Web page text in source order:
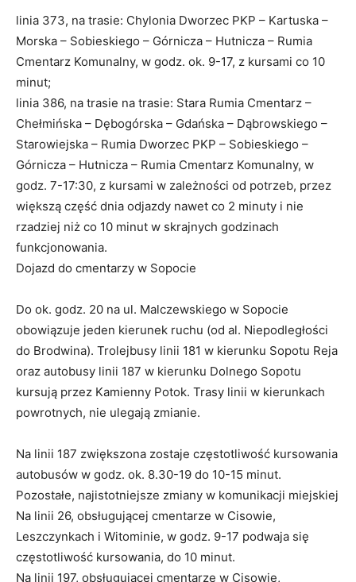
linia 373, na trasie: Chylonia Dworzec PKP – Kartuska –
Morska – Sobieskiego – Górnicza – Hutnicza – Rumia
Cmentarz Komunalny, w godz. ok. 9-17, z kursami co 10
minut;
linia 386, na trasie na trasie: Stara Rumia Cmentarz –
Chełmińska – Dębogórska – Gdańska – Dąbrowskiego –
Starowiejska – Rumia Dworzec PKP – Sobieskiego –
Górnicza – Hutnicza – Rumia Cmentarz Komunalny, w
godz. 7-17:30, z kursami w zależności od potrzeb, przez
większą część dnia odjazdy nawet co 2 minuty i nie
rzadziej niż co 10 minut w skrajnych godzinach
funkcjonowania.
Dojazd do cmentarzy w Sopocie
Do ok. godz. 20 na ul. Malczewskiego w Sopocie
obowiązuje jeden kierunek ruchu (od al. Niepodległości
do Brodwina). Trolejbusy linii 181 w kierunku Sopotu Reja
oraz autobusy linii 187 w kierunku Dolnego Sopotu
kursują przez Kamienny Potok. Trasy linii w kierunkach
powrotnych, nie ulegają zmianie.
Na linii 187 zwiększona zostaje częstotliwość kursowania
autobusów w godz. ok. 8.30-19 do 10-15 minut.
Pozostałe, najistotniejsze zmiany w komunikacji miejskiej
Na linii 26, obsługującej cmentarze w Cisowie,
Leszczynkach i Witominie, w godz. 9-17 podwaja się
częstotliwość kursowania, do 10 minut.
Na linii 197, obsługującej cmentarze w Cisowie,